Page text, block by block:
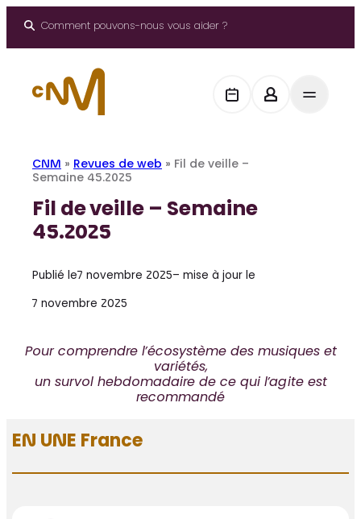
Comment pouvons-nous vous aider ?
CNM » Revues de web » Fil de veille –
Semaine 45.2025
Fil de veille – Semaine
45.2025
Publié le7 novembre 2025– mise à jour le
7 novembre 2025
Pour comprendre l’écosystème des musiques et
variétés,
un survol hebdomadaire de ce qui l’agite est
recommandé
EN UNE France